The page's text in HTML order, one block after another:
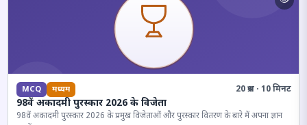
MCQ मध्यम 20 प्रश्न · 10 मिनट
98वें अकादमी पुरस्कार 2026 के विजेता
98वें अकादमी पुरस्कार 2026 के प्रमुख विजेताओं और पुरस्कार वितरण के बारे में अपना ज्ञान